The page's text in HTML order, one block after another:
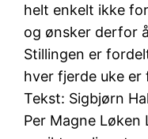
helt enkelt ikke
og ønsker derfor
Stillingen er
hver fjerde uke er
Tekst: Sigbjørn
Per Magne